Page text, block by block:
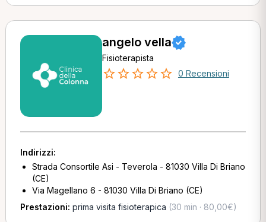
angelo vella
Fisioterapista
0 Recensioni
Indirizzi:
Strada Consortile Asi - Teverola - 81030 Villa Di Briano
(CE)
Via Magellano 6 - 81030 Villa Di Briano (CE)
Prestazioni: prima visita fisioterapica (30 min · 80,00€)